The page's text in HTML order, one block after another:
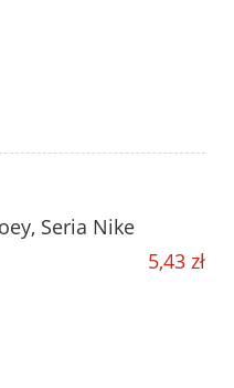
Seria Nike
5,43 zł